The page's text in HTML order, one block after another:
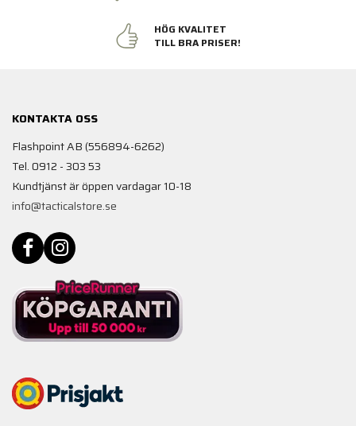
HÖG KVALITET
TILL BRA PRISER!
KONTAKTA OSS
Flashpoint AB (556894-6262)
Tel. 0912 - 303 53
Kundtjänst är öppen vardagar 10-18
info@tacticalstore.se